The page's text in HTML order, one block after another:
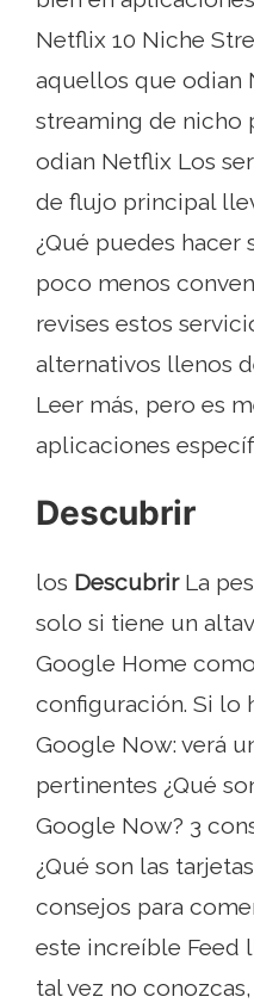
Netflix 10 Niche
aquellos que odian
streaming de nicho
odian Netflix Los
de flujo principal
¿Qué puedes hacer
poco menos
revises estos
alternativos llenos
Leer más, pero es
aplicaciones
Descubrir
los DescubrirLa
solo si tiene un
Google Home
configuración. Si lo
Google Now: verá
pertinentes ¿Qué
Google Now? 3
¿Qué son las
consejos para
este increíble Feed
tal vez no